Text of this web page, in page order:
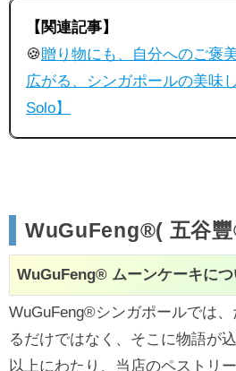
【関連記事】
🍪贈り物にも、自分へのご褒
広がる、シンガポールの美味
Solo】
WuGuFeng®( 五谷
WuGuFeng® ムーンケーキにつ
WuGuFeng®シンガポールでは
るだけではなく、そこに物語が
以上にわたり、当店のペストリ